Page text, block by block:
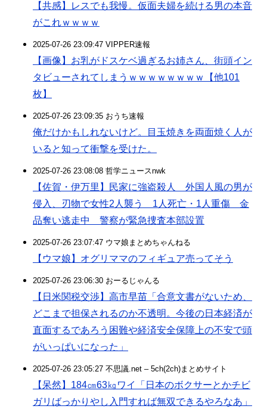
【共感】レスでも我慢。仮面夫婦を続ける男の本音
がこれｗｗｗｗ
2025-07-26 23:09:47 VIPPER速報
【画像】お乳がドスケベ過ぎるお姉さん、街頭イン
タビューされてしまうｗｗｗｗｗｗｗｗ【他101
枚】
2025-07-26 23:09:35 おうち速報
俺だけかもしれないけど。目玉焼きを両面焼く人が
いると知って衝撃を受けた。
2025-07-26 23:08:08 哲学ニュースnwk
【佐賀・伊万里】民家に強盗殺人 外国人風の男が
侵入、刃物で女性2人襲う 1人死亡・1人重傷 金
品奪い逃走中 警察が緊急捜査本部設置
2025-07-26 23:07:47 ウマ娘まとめちゃんねる
【ウマ娘】オグリママのフィギュア売ってそう
2025-07-26 23:06:30 おーるじゃんる
【日米関税交渉】高市早苗「合意文書がないため、
どこまで担保されるのか不透明。今後の日本経済が
直面するであろう困難や経済安全保障上の不安で頭
がいっぱいになった」
2025-07-26 23:05:27 不思議.net – 5ch(2ch)まとめサイト
【呆然】184㎝63㎏ワイ「日本のボクサーとかチビ
ガリばっかりやし入門すれば無双できるやろなあ」